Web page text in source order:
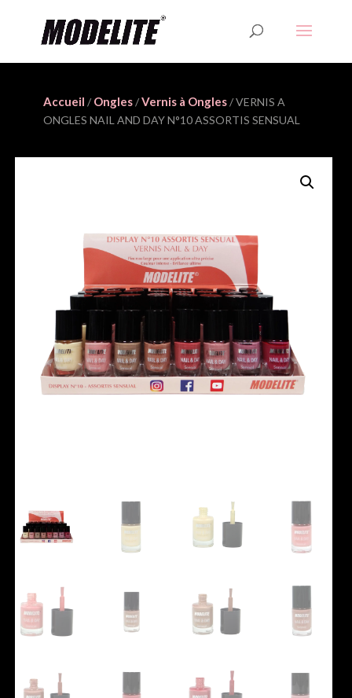
Accueil / Ongles/Vernis à Ongles/ VERNIS A
ONGLES NAIL AND DAY N°10 ASSORTIS SENSUAL